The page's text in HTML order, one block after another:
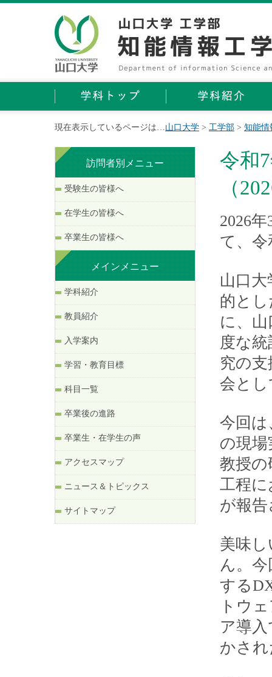
現在表示しているページは…山口大学 > 工学部 > 知能情
訪問者別メニュー
受験生の皆様へ
在学生の皆様へ
卒業生の皆様へ
メインメニュー
学科紹介
教員紹介
入学案内
学習・教育目標
科目一覧
卒業後の進路
卒業生・在学生の声
アクセスマップ
ニュース＆トピックス
サイトマップ
令和
（
2026
て、
山口
的と
に、
度な
究の
会と
今回
の現
教授
工程
が報
美味
ん。
する
トウ
ア導
かさ